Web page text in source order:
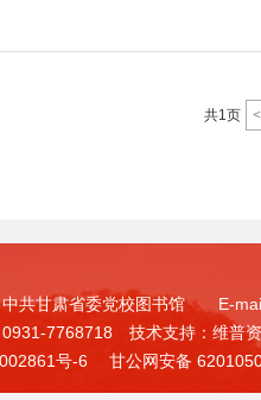
共1页
中共甘肃省委党校图书馆 E-
0931-7768718 技术支持： 维普
号-6
甘公网安备